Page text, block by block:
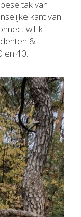
tak van
kant van
wil ik
&
en 40.